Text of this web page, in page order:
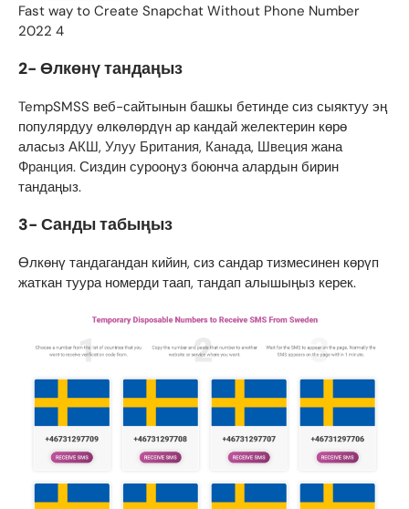
Fast way to Create Snapchat Without Phone Number
2022 4
2- Өлкөнү тандаңыз
TempSMSS веб-сайтынын башкы бетинде сиз сыяктуу эң
популярдуу өлкөлөрдүн ар кандай желектерин көрө
аласыз АКШ, Улуу Британия, Канада, Швеция жана
Франция. Сиздин сурооңуз боюнча алардын бирин
тандаңыз.
3- Санды табыңыз
Өлкөнү тандагандан кийин, сиз сандар тизмесинен көрүп
жаткан туура номерди таап, тандап алышыңыз керек.